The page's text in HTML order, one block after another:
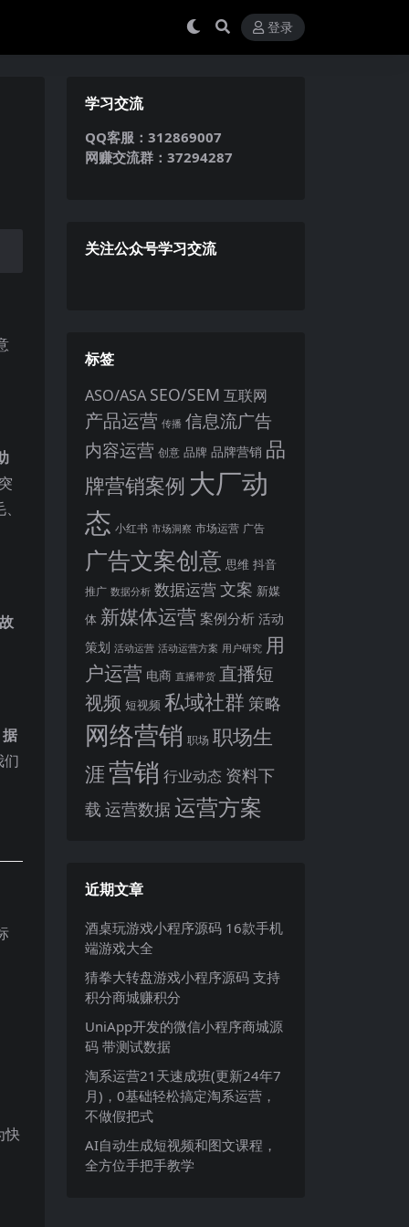
登录
据
们
快
学习交流
QQ客服：312869007
网赚交流群：37294287
关注公众号学习交流
标签
ASO/ASA SEO/SEM 互联网
产品运营 传播 信息流广告
内容运营 创意 品牌 品牌营销 品
牌营销案例 大厂动
态 小红书 市场洞察 市场运营 广告
广告文案创意 思维 抖音
推广 数据分析 数据运营 文案 新媒
体 新媒体运营 案例分析 活动
策划 活动运营 活动运营方案 用户研究 用
户运营 电商 直播带货 直播短
视频 短视频 私域社群 策略
网络营销 职场 职场生
涯营销 行业动态 资料下
载 运营数据运营方案
近期文章
酒桌玩游戏小程序源码 16款手机
端游戏大全
猜拳大转盘游戏小程序源码 支持
积分商城赚积分
UniApp开发的微信小程序商城源
码 带测试数据
淘系运营21天速成班(更新24年7
月)，0基础轻松搞定淘系运营，
不做假把式
AI自动生成短视频和图文课程，
全方位手把手教学